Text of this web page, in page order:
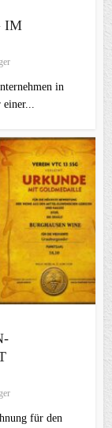
IM
in
für den